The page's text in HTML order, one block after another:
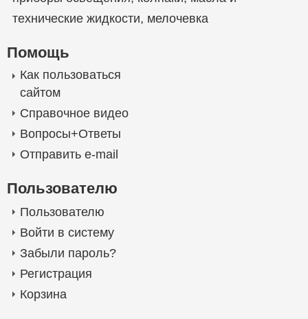
технические жидкости, мелочевка
Помощь
Как пользоваться
сайтом
Справочное видео
Вопросы+Ответы
Отправить e-mail
Пользователю
Пользователю
Войти в систему
Забыли пароль?
Регистрация
Корзина